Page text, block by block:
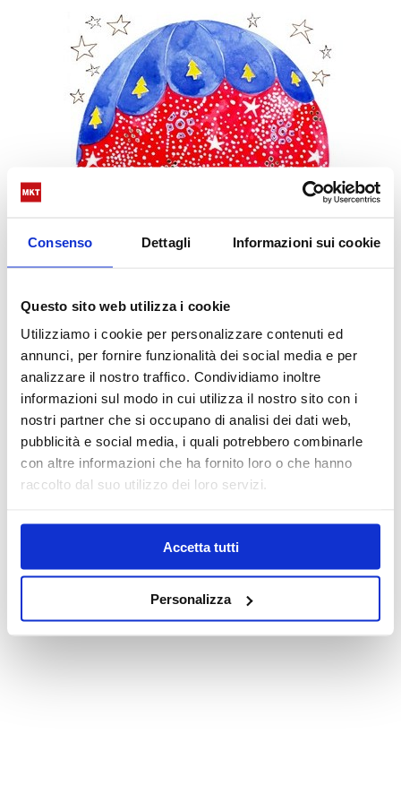
Consenso Dettagli Informazioni sui cookie
Questo sito web utilizza i cookie
Utilizziamo i cookie per personalizzare contenuti ed
annunci, per fornire funzionalità dei social media e per
analizzare il nostro traffico. Condividiamo inoltre
informazioni sul modo in cui utilizza il nostro sito con i
nostri partner che si occupano di analisi dei dati web,
pubblicità e social media, i quali potrebbero combinarle
con altre informazioni che ha fornito loro o che hanno
raccolto dal suo utilizzo dei loro servizi.
Accetta tutti
Personalizza